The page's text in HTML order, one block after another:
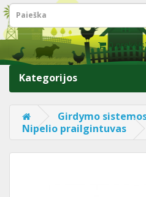
0
Kategorijos
Girdymo
Nipelio prailgintuvas